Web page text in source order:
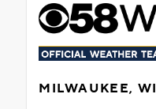
MILWAUKEE, WI